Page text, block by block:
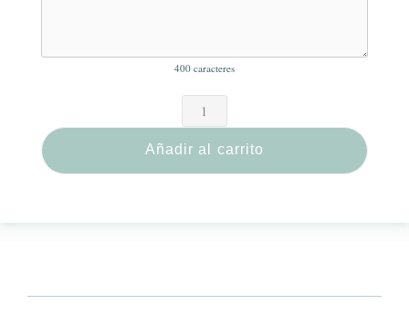
400 caracteres
Añadir al carrito